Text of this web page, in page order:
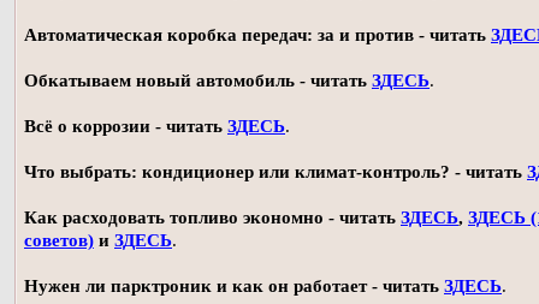
Автоматическая коробка передач: за и против - читать
Обкатываем новый автомобиль - читать ЗДЕСЬ.
Всё о коррозии - читать ЗДЕСЬ.
Что выбрать: кондиционер или климат-контроль? - читать
Как расходовать топливо экономно - читать ЗДЕСЬ, ЗДЕСЬ
советов) и ЗДЕСЬ.
Нужен ли парктроник и как он работает - читать ЗДЕСЬ.